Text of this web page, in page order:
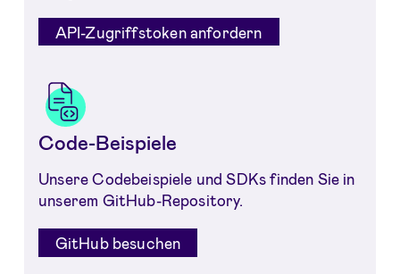
API-Zugriffstoken anfordern
Code-Beispiele
Unsere Codebeispiele und SDKs finden Sie in
unserem GitHub-Repository.
GitHub besuchen